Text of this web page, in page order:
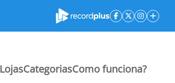
LojasCategoriasComo funciona?